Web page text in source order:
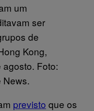
um
ser
de
Kong,
agosto. Foto:
News.
previsto que os